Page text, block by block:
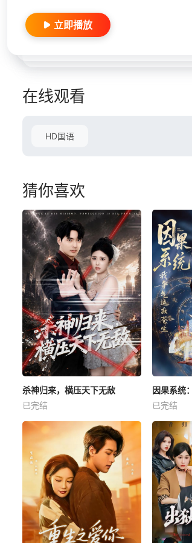
立即播放
在线观看
HD国语
猜你喜欢
杀神归来，横压天下无敌
已完结
因果系统
已完结